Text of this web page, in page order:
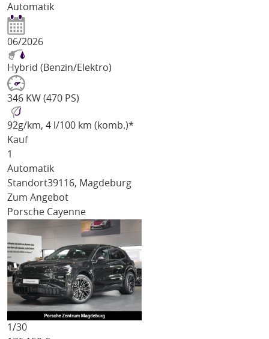
Automatik
06/2026
Hybrid (Benzin/Elektro)
346 KW (470 PS)
92g/km, 4 l/100 km (komb.)*
Kauf
1
Automatik
Standort39116, Magdeburg
Zum Angebot
Porsche Cayenne
1/30